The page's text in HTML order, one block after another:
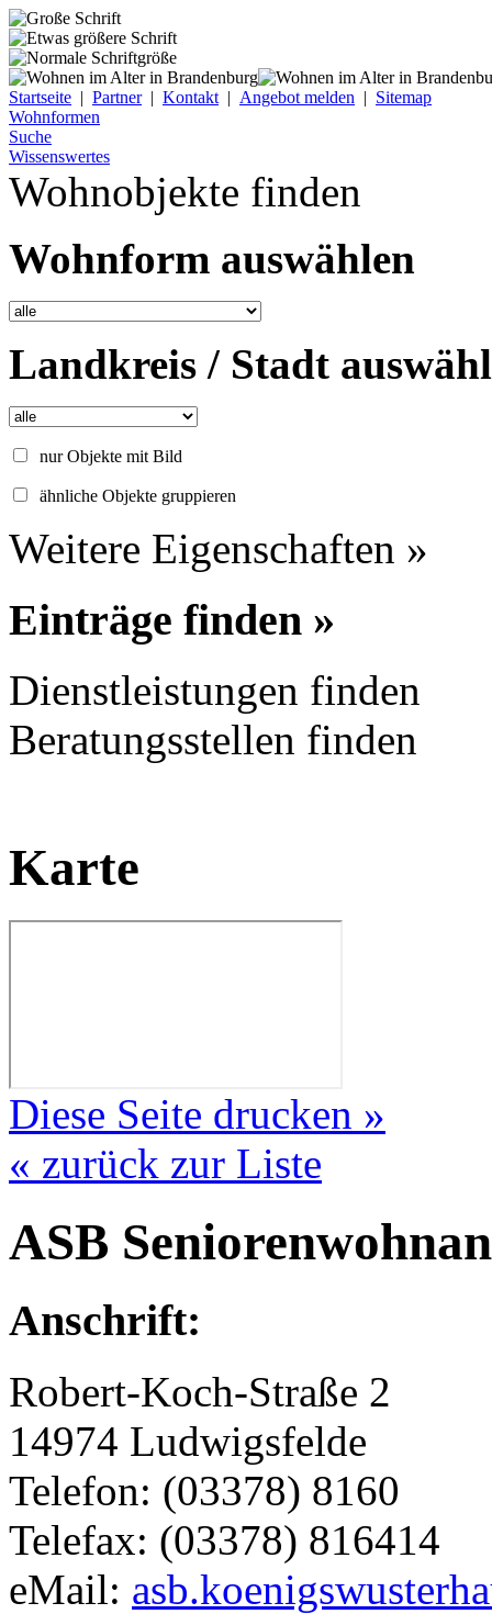
Startseite | Partner| Kontakt | Angebot melden | Sitemap
Wohnformen
Suche
Wissenswertes
Wohnobjekte finden
Wohnform auswählen
Landkreis / Stadt
nur Objekte mit Bild
ähnliche Objekte gruppieren
Weitere Eigenschaften »
Einträge finden »
Dienstleistungen finden
Beratungsstellen finden
Karte
Diese Seite drucken »
« zurück zur Liste
ASB
Anschrift:
Robert-Koch-Straße 2
14974 Ludwigsfelde
Telefon: (03378) 8160
Telefax: (03378) 816414
eMail: